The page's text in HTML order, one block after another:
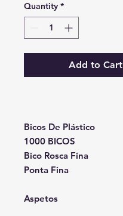
Quantity *
Add to Cart
Bicos De Plástico
1000 BICOS
Bico Rosca Fina
Ponta Fina
Aspetos